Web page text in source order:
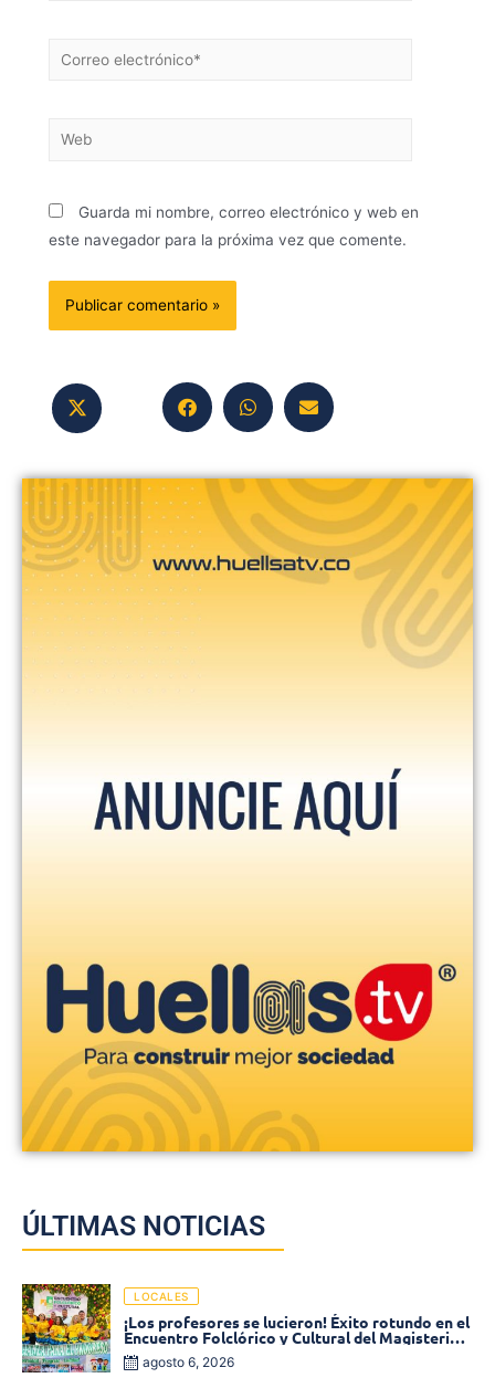
Guarda mi nombre, correo electrónico y web en
este navegador para la próxima vez que comente.
ÚLTIMAS NOTICIAS
LOCALES
¡Los profesores se lucieron! Éxito rotundo en el
Encuentro Folclórico y Cultural del Magisterio
2026 en Ciénaga
agosto 6, 2026